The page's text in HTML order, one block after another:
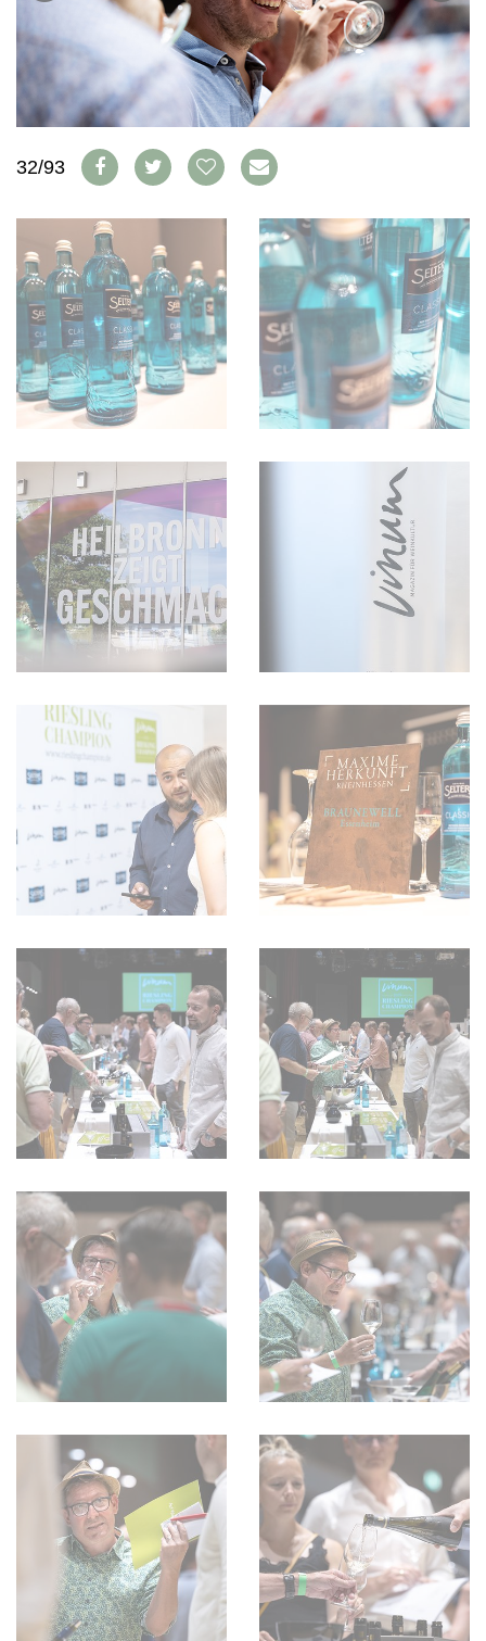
ARCHIV
VORTEILSWELT
WEINSZENE
PORTRAITS
ARCHIV
AWARDS
GEWINNSPIELE
TRINKREIFETABELLE
WEINSUCHE
NEWSLETTER
WINE TRADE CLUB
REDAKTION
JOBS
WERBUNG
PRESSE
IMPRESSUM
FAQ
32/93